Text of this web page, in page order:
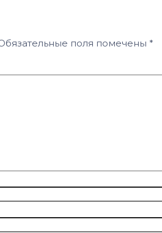
поля помечены *